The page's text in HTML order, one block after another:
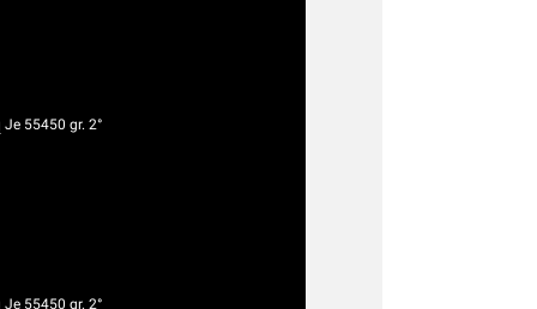
Je 55450 gr. 2°
Je 55450 gr. 2°